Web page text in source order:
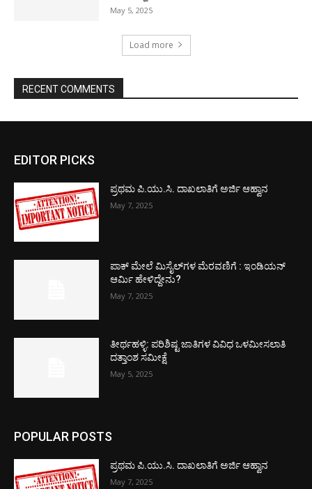
May 5, 2025
Load more
RECENT COMMENTS
EDITOR PICKS
ಪ್ರಥಮ ಪಿ.ಯು.ಸಿ. ದಾಖಲಾತಿಗೆ ಅರ್ಜಿ ಆಹ್ವಾನ
May 7, 2025
ಪಾಕ್​ ಮೇಲೆ ಮಿಸೈಲ್​ಗಳ ಮೆರವಣಿಗೆ : ಇಂಡಿಯನ್
ಆರ್ಮಿ ಹೇಳಿದ್ದೇನು?
May 7, 2025
ತೀರ್ಥಹಳ್ಳಿ: ಪರಿಶಿಷ್ಟ ಜಾತಿಗಳ ವಿವಿಧ ಒಳಮೀಸಲಾತಿ
ದತ್ತಾಂಶ ಸಮೀಕ್ಷೆ
May 5, 2025
POPULAR POSTS
ಪ್ರಥಮ ಪಿ.ಯು.ಸಿ. ದಾಖಲಾತಿಗೆ ಅರ್ಜಿ ಆಹ್ವಾನ
May 7, 2025